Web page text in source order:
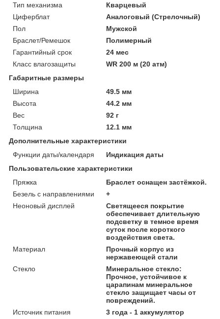
Тип механизма
Кварцевый
Циферблат
Аналоговый (Стрелочный)
Пол
Мужской
Браслет/Ремешок
Полимерный
Гарантийный срок
24 мес
Класс влагозащиты
WR 200 м (20 атм)
Габаритные размеры
Ширина
49.5 мм
Высота
44.2 мм
Вес
92 г
Толщина
12.1 мм
Дополнительные характеристики
Функции даты/календаря
Индикация даты
Пользовательские характеристики
Пряжка
Браслет оснащен застёжкой.
Безель с направлениями
+
Неоновый дисплей
Светящееся покрытие
обеспечивает длительную
подсветку в темное время
суток после короткого
воздействия света.
Материал
Прочный корпус из
нержавеющей стали
Стекло
Минеральное стекло:
Прочное, устойчивое к
царапинам минеральное
стекло защищает часы от
повреждений.
Источник питания
3 года - 1 аккумулятор